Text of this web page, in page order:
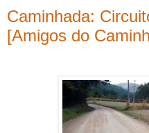
Caminhada:
[Amigos do